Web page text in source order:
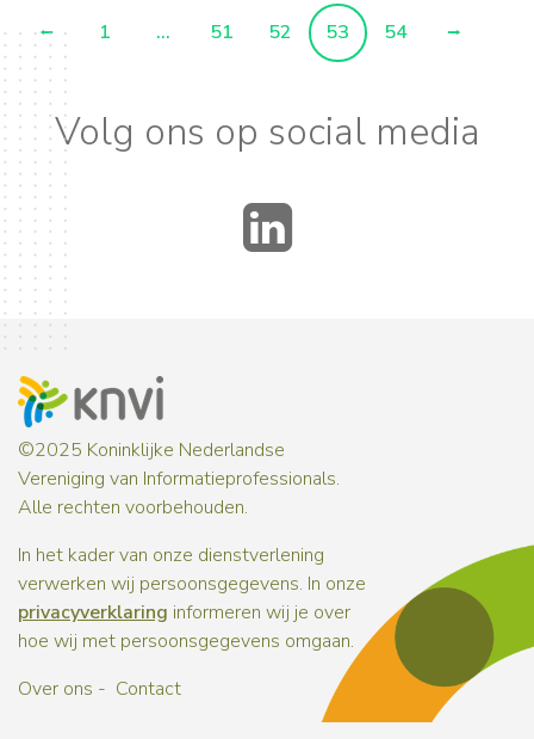
1 ... 51 52 53 54
Volg ons op social media
©2025 Koninklijke Nederlandse
Vereniging van Informatieprofessionals.
Alle rechten voorbehouden.
In het kader van onze dienstverlening
verwerken wij persoonsgegevens. In onze
privacyverklaring informeren wij je over
hoe wij met persoonsgegevens omgaan.
Over ons
Contact